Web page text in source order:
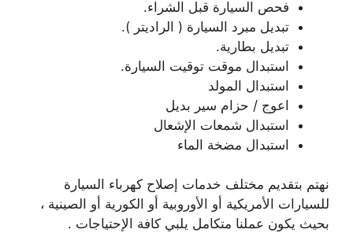
فحص السيارة قبل الشراء.
تبديل مبرد السيارة ( الراديتر ).
تبديل بطارية.
استبدال موقت توقيت السيارة.
استبدال المولد
اعوج / حزام سير بديل
استبدال شمعات الإشعال
استبدال مضخة الماء
نهتم بتقديم مختلف خدمات إصلاح كهرباء السيارة
للسيارات الأمريكية أو الأوروبية أو الكورية أو الصينية ،
بحيث يكون عملنا متكامل يلبي كافة الإحتياجات .